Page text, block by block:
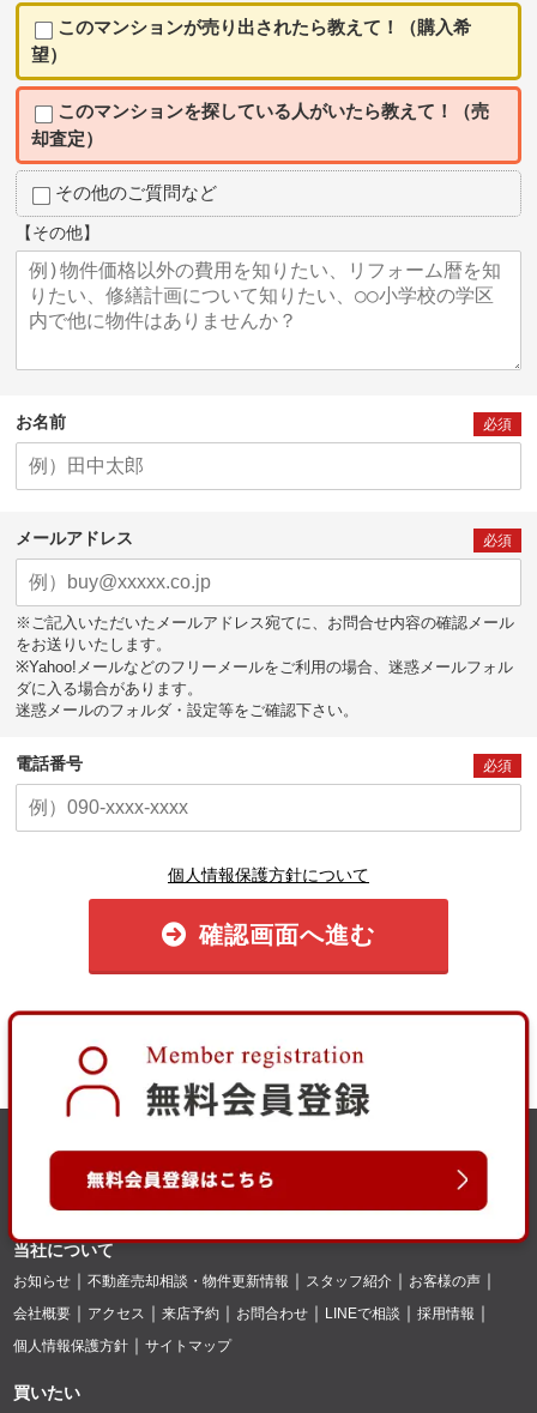
このマンションが売り出されたら教えて！（購入希
望）
このマンションを探している人がいたら教えて！（売
却査定）
その他のご質問など
【その他】
お名前 必須
メールアドレス 必須
※ご記入いただいたメールアドレス宛てに、お問合せ内容の確認メール
をお送りいたします。
※Yahoo!メールなどのフリーメールをご利用の場合、迷惑メールフォル
ダに入る場合があります。
迷惑メールのフォルダ・設定等をご確認下さい。
電話番号 必須
個人情報保護方針について
確認画面へ進む
当社について
お知らせ 不動産売却相談・物件更新情報 スタッフ紹介
お客様の声
会社概要
アクセス 来店予約 お問合わせ LINEで相談
採用情報
個人情報保護方針
サイトマップ
買いたい